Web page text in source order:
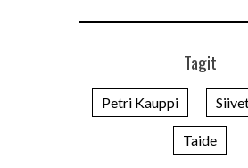
Tagit
Petri Kauppi
Taide